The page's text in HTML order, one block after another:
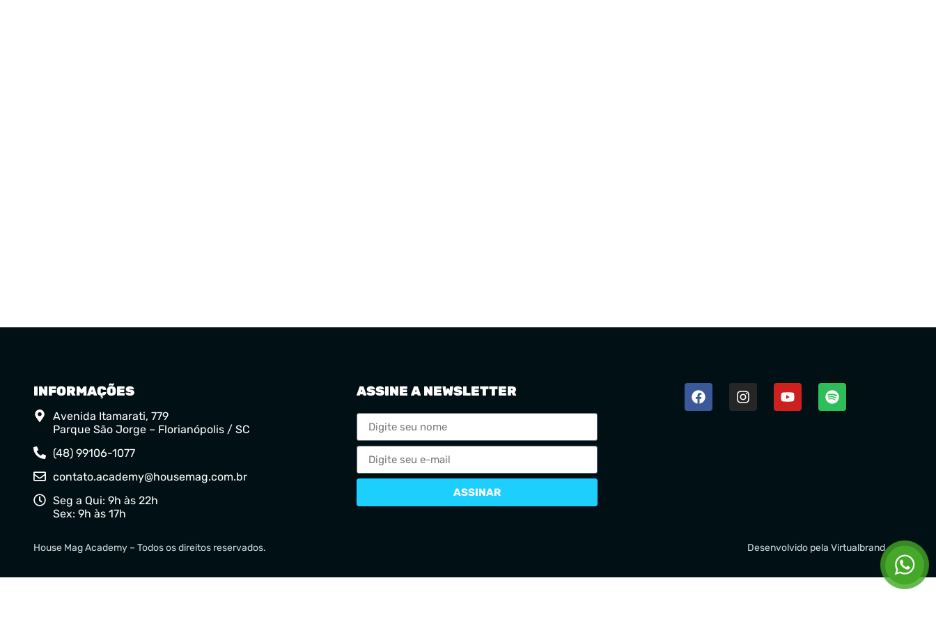
INFORMAÇÕES
Avenida Itamarati, 779
Parque São Jorge – Florianópolis / SC
(48) 99106-1077
contato.academy@housemag.com.br
Seg a Qui: 9h às 22h
Sex: 9h às 17h
ASSINE A NEWSLETTER
ASSINAR
House Mag Academy – Todos os direitos reservados. Desenvolvido pelaVirtualbrand